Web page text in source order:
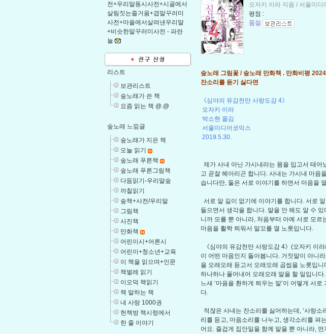
전+우리말동시사전+시골에서
살림짓는즐거움+겹말꾸러미
사전+마을에서살려낸우리말
+비슷한말꾸러미사전 - 파란
놀
리스트
보관리스트
숲노래가 쓴 책
요즘 읽는 책 @.@
숲노래 느낌글
숲노래가 지은 책
오늘 읽기
숲노래 푸른책
숲노래 푸른그림책
다듬읽기-우리말숲
까칠읽기
숲책+사전/우리말
그림책
사진책
만화책
어린이시+어른시
어린이+청소년+교육
이 책을 읽으며+인문
책벌레 읽기
이오덕 책읽기
책 말하는 책
내 사랑 1000권
헌책방 책시렁에서
한 줄 이야기
오자키 이라 지음 / 서울미
평점 :
품절
숲노래 그림꽃 / 숲노래 만화책 . 만화비평
잔소리를 듣기 싫다면
《심야의 유감천만 사랑도감 4》
오자키 이라
박소현 옮김
서울미디어코믹스
2019.5.30.
제가 사내 아닌 가시내라는 몸을 입고서 태
고 곧잘 헤아리곤 합니다. 사내는 가시내 마음
습니다만, 둘은 서로 이야기를 하면서 마음을
서로 알 길이 없기에 이야기를 합니다. 서로
들으면서 생각을 합니다. 말을 안 해도 알 수
니까 모를 뿐 아니라, 처음부터 아예 서로 모
마음을 활짝 틔워서 말꼬를 열 노릇입니다.
《심야의 유감천만 사랑도감 4》(오자키 이
이 어떤 마음인지 돌아봅니다. 거짓말이 아니
을 오래오래 듣고서 오래오래 곱씹을 노릇입
하나하나 풀어내어 오래오래 말을 할 일입니
느새 ‘마음을 환하게 틔우는 말’이 어떻게 서
다.
적잖은 사내는 잔소리를 싫어하는데, ‘사랑
리를 듣고, 마음소리를 나누고, 생각소리를 펴
어요. 즐겁게 집안일을 함께 맡을 뿐 아니라,